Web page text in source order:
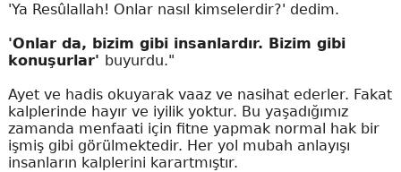
'Ya Resûlallah! Onlar nasıl kimselerdir?' dedim.
'Onlar da, bizim gibi insanlardır. Bizim gibi
konuşurlar' buyurdu."
Ayet ve hadis okuyarak vaaz ve nasihat ederler. Fakat
kalplerinde hayır ve iyilik yoktur. Bu yaşadığımız
zamanda menfaati için fitne yapmak normal hak bir
işmiş gibi görülmektedir. Her yol mubah anlayışı
insanların kalplerini karartmıştır.